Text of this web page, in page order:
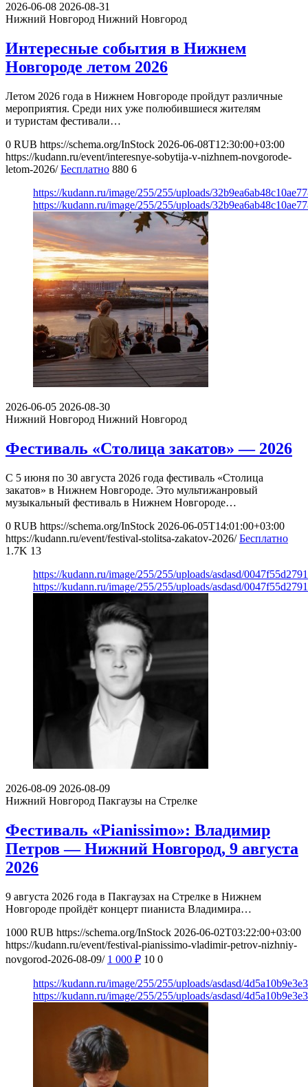
2026-06-08 2026-08-31
Нижний Новгород Нижний Новгород
Интересные события в Нижнем
Новгороде летом 2026
Летом 2026 года в Нижнем Новгороде пройдут различные
мероприятия. Среди них уже полюбившиеся жителям
и туристам фестивали…
0 RUB https://schema.org/InStock 2026-06-08T12:30:00+03:00
https://kudann.ru/event/interesnye-sobytija-v-nizhnem-novgorode-
letom-2026/ Бесплатно 880 6
https://kudann.ru/image/255/255/uploads/
https://kudann.ru/image/255/255/uploads/
2026-06-05 2026-08-30
Нижний Новгород Нижний Новгород
Фестиваль «Столица закатов» — 2026
С 5 июня по 30 августа 2026 года фестиваль «Столица
закатов» в Нижнем Новгороде. Это мультижанровый
музыкальный фестиваль в Нижнем Новгороде…
0 RUB https://schema.org/InStock 2026-06-05T14:01:00+03:00
https://kudann.ru/event/festival-stolitsa-zakatov-2026/ Бесплатно
1.7K 13
https://kudann.ru/image/255/255/uploads/asdasd/
https://kudann.ru/image/255/255/uploads/asdasd/
2026-08-09 2026-08-09
Нижний Новгород Пакгаузы на Стрелке
Фестиваль «Pianissimo»: Владимир
Петров — Нижний Новгород, 9 августа
2026
9 августа 2026 года в Пакгаузах на Стрелке в Нижнем
Новгороде пройдёт концерт пианиста Владимира…
1000 RUB https://schema.org/InStock 2026-06-02T03:22:00+03:00
https://kudann.ru/event/festival-pianissimo-vladimir-petrov-nizhniy-
novgorod-2026-08-09/ 1 000 ₽ 10 0
https://kudann.ru/image/255/255/uploads/asdasd/
https://kudann.ru/image/255/255/uploads/asdasd/